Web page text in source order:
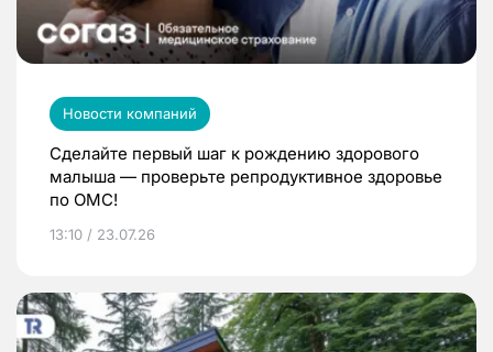
Новости компаний
Сделайте первый шаг к рождению здорового
малыша — проверьте репродуктивное здоровье
по ОМС!
13:10 / 23.07.26